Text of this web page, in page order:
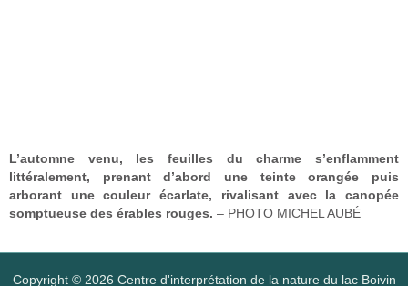
L’automne venu, les feuilles du charme s’enflamment
littéralement, prenant d’abord une teinte orangée puis
arborant une couleur écarlate, rivalisant avec la canopée
somptueuse des érables rouges. – PHOTO MICHEL AUBÉ
Copyright © 2026 Centre d'interprétation de la nature du lac Boivin